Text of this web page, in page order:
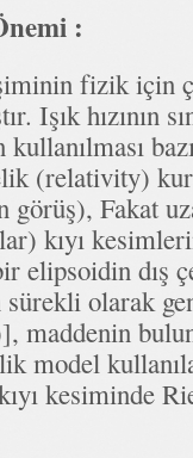
:
fizik için
Işık hızının
(relativity)
Fakat
kıyı
elipsoidin dış
olarak
model
kesiminde